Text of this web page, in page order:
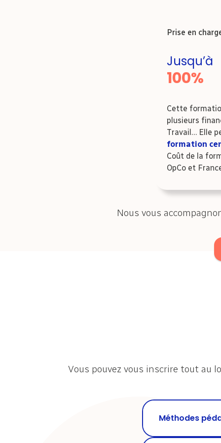
Prise en
Jusqu’à
100%
Cette
plusieurs
Travail… Elle
formation
Coût de la
OpCo et
Nous vous
Vous pouvez vous inscrire tout au
Méthodes